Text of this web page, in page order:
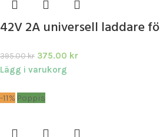
42V 2A universell laddare
395.00kr 375.00 kr
Lägg i varukorg
-11% Poppis